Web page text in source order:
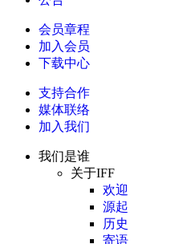
会员章程
加入会员
下载中心
支持合作
媒体联络
加入我们
我们是谁
关于IFF
欢迎
源起
历史
寄语